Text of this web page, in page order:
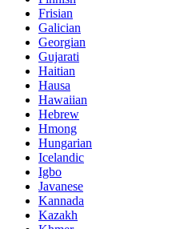
Frisian
Galician
Georgian
Gujarati
Haitian
Hausa
Hawaiian
Hebrew
Hmong
Hungarian
Icelandic
Igbo
Javanese
Kannada
Kazakh